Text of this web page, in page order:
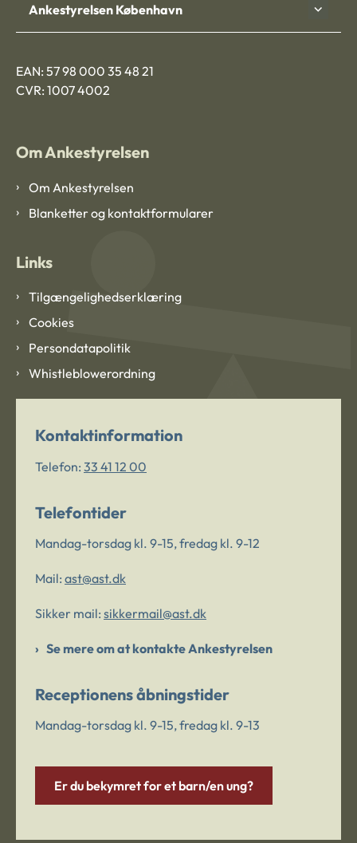
Ankestyrelsen København
EAN: 57 98 000 35 48 21
CVR: 1007 4002
Om Ankestyrelsen
Om Ankestyrelsen
Blanketter og kontaktformularer
Links
Tilgængelighedserklæring
Cookies
Persondatapolitik
Whistleblowerordning
Kontaktinformation
Telefon: 33 41 12 00
Telefontider
Mandag-torsdag kl. 9-15, fredag kl. 9-12
Mail: ast@ast.dk
Sikker mail: sikkermail@ast.dk
Se mere om at kontakte Ankestyrelsen
Receptionens åbningstider
Mandag-torsdag kl. 9-15, fredag kl. 9-13
Er du bekymret for et barn/en ung?